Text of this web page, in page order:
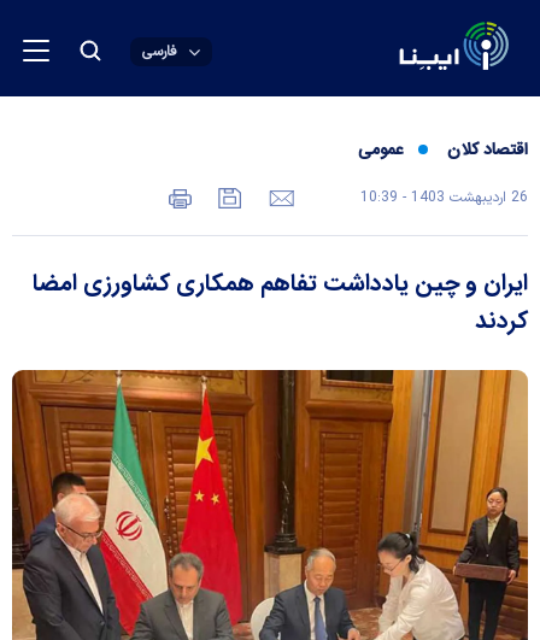
فارسی
اقتصاد کلان عمومی
26 ارديبهشت 1403 - 10:39
ایران و چین یادداشت تفاهم همکاری کشاورزی امضا
کردند